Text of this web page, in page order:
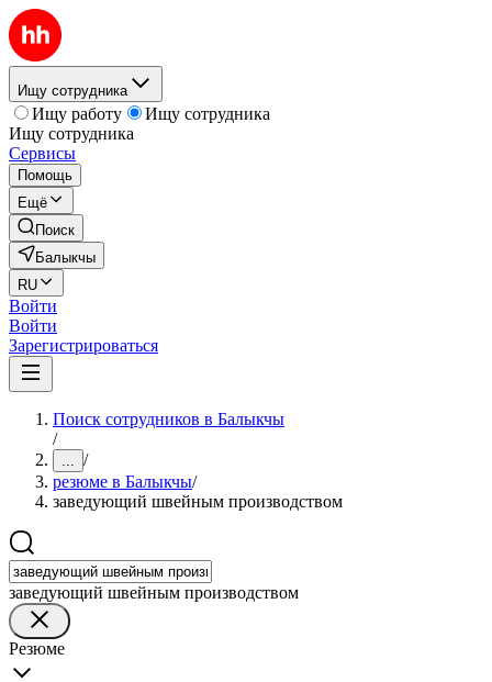
Ищу сотрудника
Ищу работу
Ищу сотрудника
Ищу сотрудника
Сервисы
Помощь
Ещё
Поиск
Балыкчы
RU
Войти
Войти
Зарегистрироваться
Поиск сотрудников в Балыкчы
/
... /
резюме в Балыкчы/
заведующий швейным производством
заведующий швейным производством
Резюме